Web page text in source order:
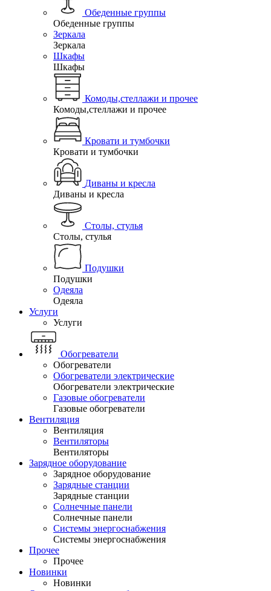
Обеденные группы
Обеденные группы
Зеркала
Зеркала
Шкафы
Шкафы
Комоды,стеллажи и прочее
Комоды,стеллажи и прочее
Кровати и тумбочки
Кровати и тумбочки
Диваны и кресла
Диваны и кресла
Столы, стулья
Столы, стулья
Подушки
Подушки
Одеяла
Одеяла
Услуги
Услуги
Обогреватели
Обогреватели
Обогреватели электрические
Обогреватели электрические
Газовые обогреватели
Газовые обогреватели
Вентиляция
Вентиляция
Вентиляторы
Вентиляторы
Зарядное оборудование
Зарядное оборудование
Зарядные станции
Зарядные станции
Солнечные панели
Солнечные панели
Системы энергоснабжения
Системы энергоснабжения
Прочее
Прочее
Новинки
Новинки